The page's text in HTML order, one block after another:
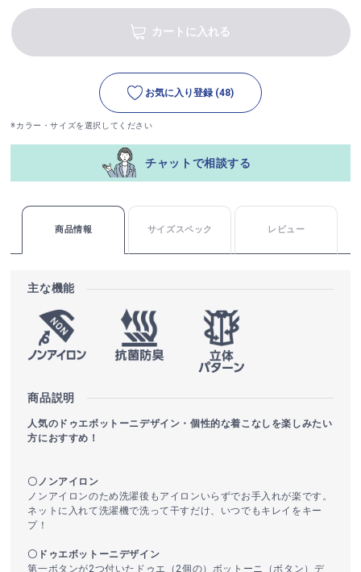
カートに入れる
お気に入り登録 (48)
※カラー・サイズを選択してください
チャットで相談する
商品情報 サイズスペック レビュー
主な機能
商品説明
人気のドゥエボットーニデザイン・個性的な着こなしを楽しみたい
方におすすめ！
〇ノンアイロン
ノンアイロンのため洗濯後もアイロンいらずでお手入れが楽です。
ネットに入れて洗濯機で洗って干すだけ、いつでもキレイをキー
プ！
〇ドゥエボットーニデザイン
第一ボタンが2つ付いたドゥエ（2個の）ボットーニ（ボタン）デ